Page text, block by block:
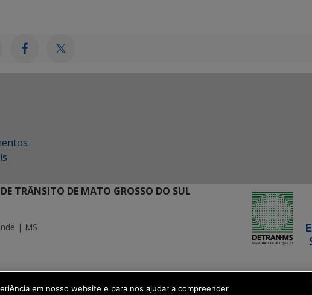
TRÂNSITO DE MATO GROSSO DO SUL
| MS
de Transformação Digital
em nosso website e para nos ajudar a compreender